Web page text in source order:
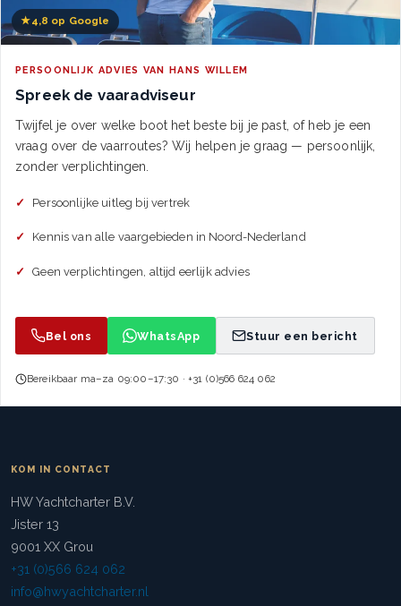
★4,8 op Google
PERSOONLIJK ADVIES VAN HANS WILLEM
Spreek de vaaradviseur
Twijfel je over welke boot het beste bij je past, of heb je een
vraag over de vaarroutes? Wij helpen je graag — persoonlijk,
zonder verplichtingen.
Persoonlijke uitleg bij vertrek
Kennis van alle vaargebieden in Noord-Nederland
Geen verplichtingen, altijd eerlijk advies
Bel ons WhatsApp Stuur een bericht
Bereikbaar ma–za 09:00–17:30 · +31 (0)566 624 062
KOM IN CONTACT
HW Yachtcharter B.V.
Jister 13
9001 XX Grou
+31 (0)566 624 062
info@hwyachtcharter.nl